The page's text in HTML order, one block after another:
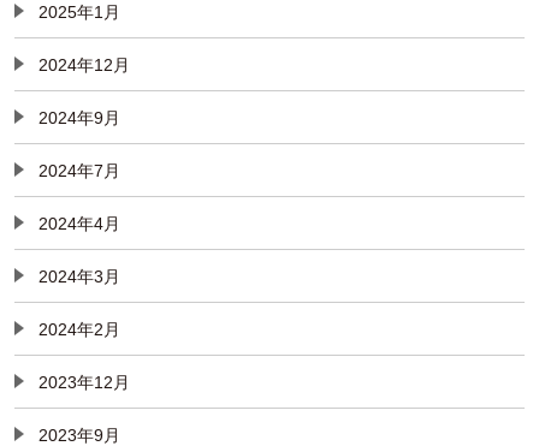
2025年1月
2024年12月
2024年9月
2024年7月
2024年4月
2024年3月
2024年2月
2023年12月
2023年9月